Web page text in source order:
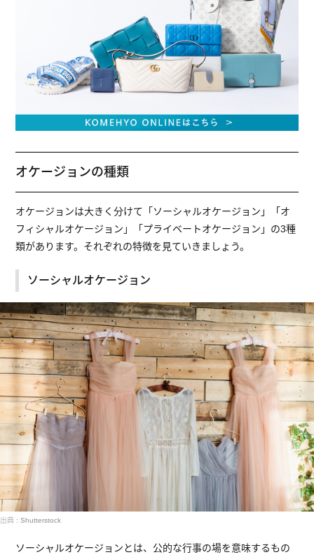
オケージョンの種類
オケージョンは大きく分けて「ソーシャルオケージョン」「オ
フィシャルオケージョン」「プライベートオケージョン」の3種
類があります。それぞれの特徴を見ていきましょう。
ソーシャルオケージョン
出典 : Shutterstock
ソーシャルオケージョンとは、公的な行事の場を意味するもの